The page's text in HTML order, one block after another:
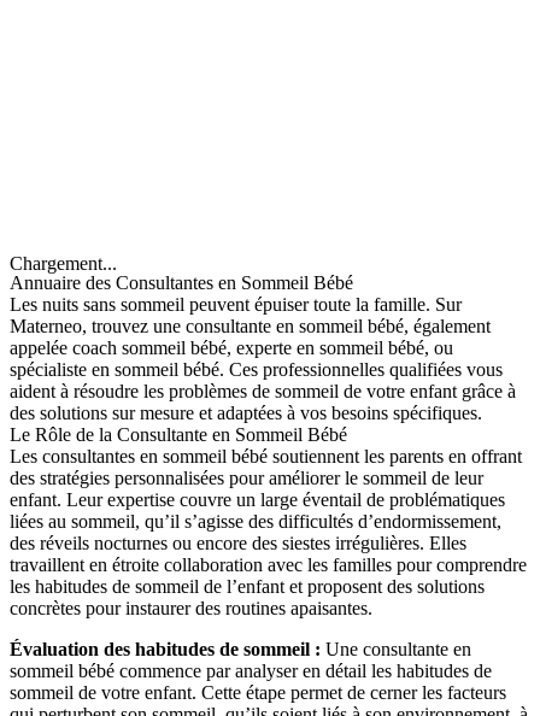
Chargement...
Annuaire des Consultantes en Sommeil Bébé
Les nuits sans sommeil peuvent épuiser toute la famille. Sur
Materneo, trouvez une consultante en sommeil bébé, également
appelée coach sommeil bébé, experte en sommeil bébé, ou
spécialiste en sommeil bébé. Ces professionnelles qualifiées vous
aident à résoudre les problèmes de sommeil de votre enfant grâce à
des solutions sur mesure et adaptées à vos besoins spécifiques.
Le Rôle de la Consultante en Sommeil Bébé
Les consultantes en sommeil bébé soutiennent les parents en offrant
des stratégies personnalisées pour améliorer le sommeil de leur
enfant. Leur expertise couvre un large éventail de problématiques
liées au sommeil, qu’il s’agisse des difficultés d’endormissement,
des réveils nocturnes ou encore des siestes irrégulières. Elles
travaillent en étroite collaboration avec les familles pour comprendre
les habitudes de sommeil de l’enfant et proposent des solutions
concrètes pour instaurer des routines apaisantes.
Évaluation des habitudes de sommeil : Une consultante en
sommeil bébé commence par analyser en détail les habitudes de
sommeil de votre enfant. Cette étape permet de cerner les facteurs